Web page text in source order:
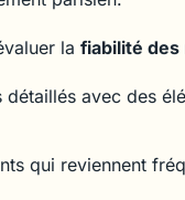
la fiabilité
avec des
qui reviennent